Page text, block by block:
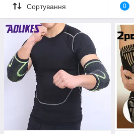
Сортування 0